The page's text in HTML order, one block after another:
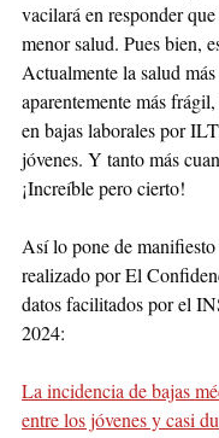
vacilará en responder
menor salud. Pues bien,
Actualmente la salud
aparentemente más
en bajas laborales por
jóvenes. Y tanto más
¡Increíble pero cierto!
Así lo pone de
realizado por El
datos facilitados por el
2024:
La incidencia de bajas
entre los jóvenes y casi